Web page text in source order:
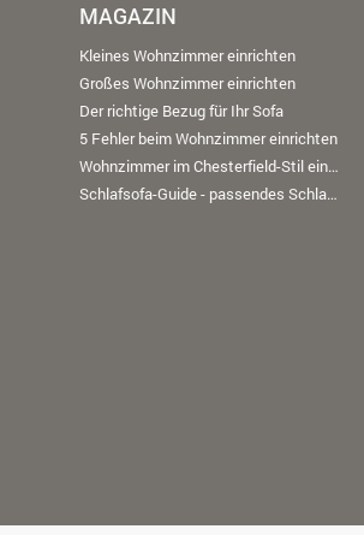
MAGAZIN
Kleines Wohnzimmer einrichten
Großes Wohnzimmer einrichten
Der richtige Bezug für Ihr Sofa
5 Fehler beim Wohnzimmer einrichten
Wohnzimmer im Chesterfield-Stil einrichten
Schlafsofa-Guide - passendes Schlafsofa finden